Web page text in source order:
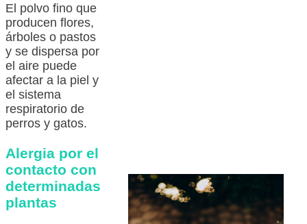
El polvo fino que
producen flores,
árboles o pastos
y se dispersa por
el aire puede
afectar a la piel y
el sistema
respiratorio de
perros y gatos.
Alergia por el
contacto con
determinadas
plantas